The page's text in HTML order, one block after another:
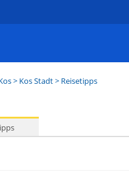
> Kos Stadt> Reisetipps